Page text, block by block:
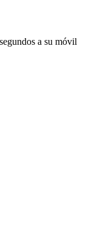
a su móvil